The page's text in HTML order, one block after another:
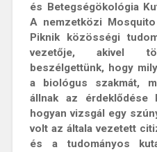
és Betegségökológia
A nemzetközi
Piknik közösségi
vezetője, akivel
beszélgettünk, hogy
a biológus szakmát,
állnak az érdeklődése
hogyan vizsgál egy
volt az általa vezetett
és a tudományos